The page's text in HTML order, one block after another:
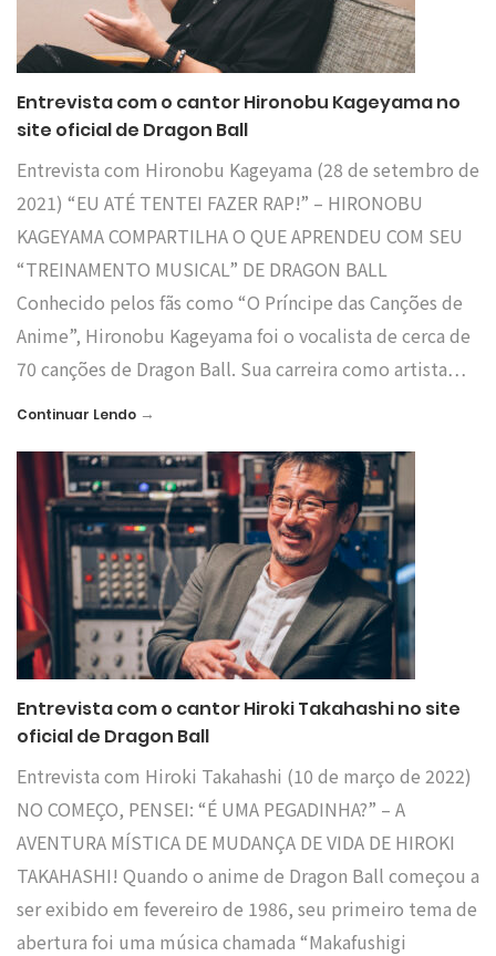
Entrevista com o cantor Hironobu Kageyama no
site oficial de Dragon Ball
Entrevista com Hironobu Kageyama (28 de setembro de
2021) “EU ATÉ TENTEI FAZER RAP!” – HIRONOBU
KAGEYAMA COMPARTILHA O QUE APRENDEU COM SEU
“TREINAMENTO MUSICAL” DE DRAGON BALL
Conhecido pelos fãs como “O Príncipe das Canções de
Anime”, Hironobu Kageyama foi o vocalista de cerca de
70 canções de Dragon Ball. Sua carreira como artista…
Continuar Lendo →
Entrevista com o cantor Hiroki Takahashi no site
oficial de Dragon Ball
Entrevista com Hiroki Takahashi (10 de março de 2022)
NO COMEÇO, PENSEI: “É UMA PEGADINHA?” – A
AVENTURA MÍSTICA DE MUDANÇA DE VIDA DE HIROKI
TAKAHASHI! Quando o anime de Dragon Ball começou a
ser exibido em fevereiro de 1986, seu primeiro tema de
abertura foi uma música chamada “Makafushigi